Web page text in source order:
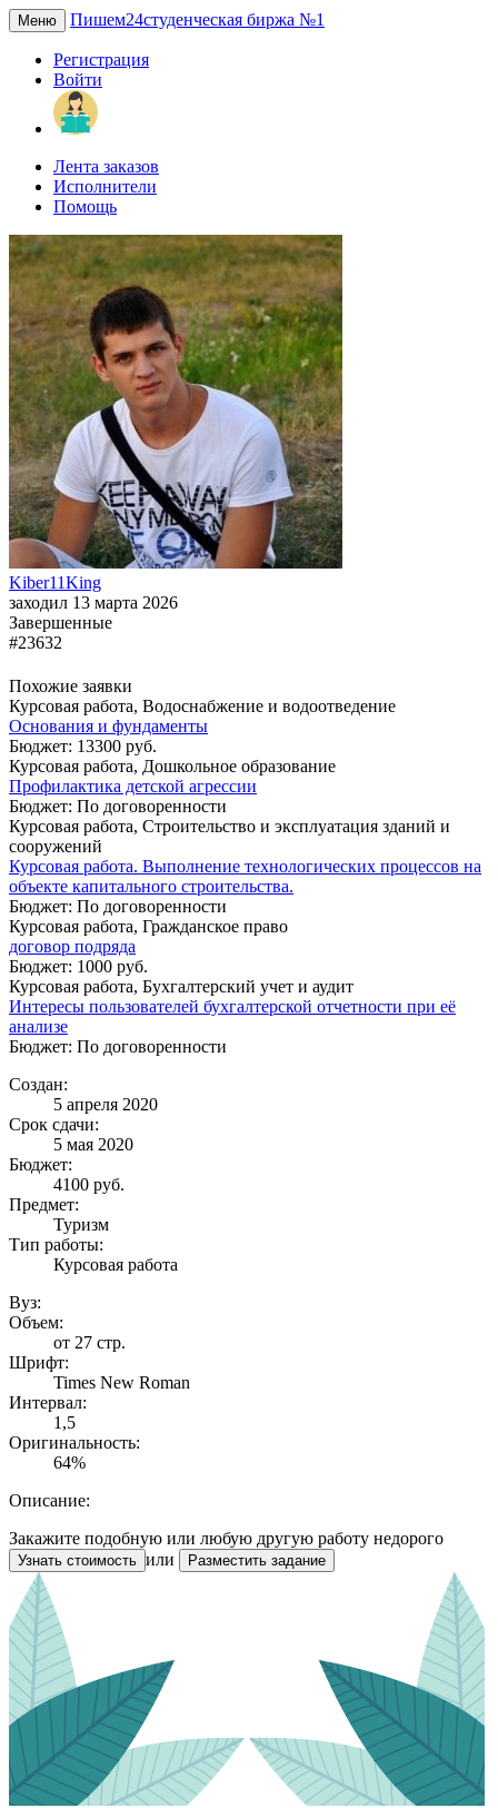
Меню Пишем24студенческая биржа №1
Регистрация
Войти
Лента заказов
Исполнители
Помощь
Kiber11King
заходил 13 марта 2026
Завершенные
#23632
Похожие заявки
Курсовая работа, Водоснабжение и водоотведение
Основания и фундаменты
Бюджет: 13300 руб.
Курсовая работа, Дошкольное образование
Профилактика детской агрессии
Бюджет: По договоренности
Курсовая работа, Строительство и эксплуатация зданий и
сооружений
Курсовая работа. Выполнение технологических процессов на
объекте капитального строительства.
Бюджет: По договоренности
Курсовая работа, Гражданское право
договор подряда
Бюджет: 1000 руб.
Курсовая работа, Бухгалтерский учет и аудит
Интересы пользователей бухгалтерской отчетности при её
анализе
Бюджет: По договоренности
Создан:
5 апреля 2020
Срок сдачи:
5 мая 2020
Бюджет:
4100 руб.
Предмет:
Туризм
Тип работы:
Курсовая работа
Вуз:
Объем:
от 27 стр.
Шрифт:
Times New Roman
Интервал:
1,5
Оригинальность:
64%
Описание:
Закажите подобную или любую другую работу недорого
Узнать стоимость или Разместить задание